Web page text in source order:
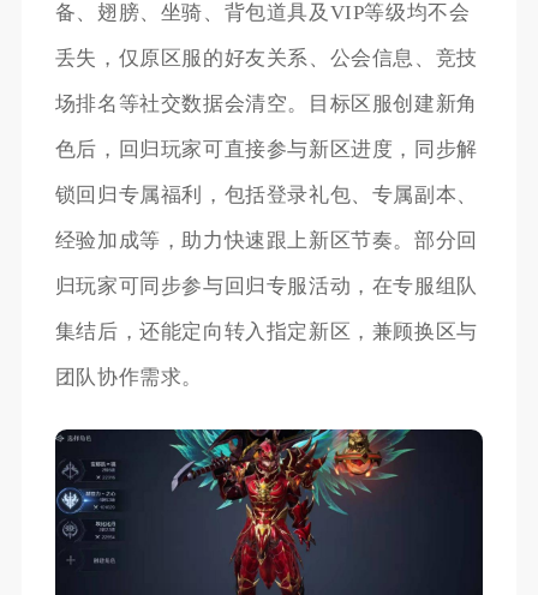
备、翅膀、坐骑、背包道具及VIP等级均不会
丢失，仅原区服的好友关系、公会信息、竞技
场排名等社交数据会清空。目标区服创建新角
色后，回归玩家可直接参与新区进度，同步解
锁回归专属福利，包括登录礼包、专属副本、
经验加成等，助力快速跟上新区节奏。部分回
归玩家可同步参与回归专服活动，在专服组队
集结后，还能定向转入指定新区，兼顾换区与
团队协作需求。